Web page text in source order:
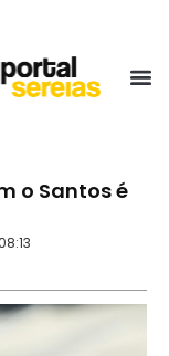
o Santos é